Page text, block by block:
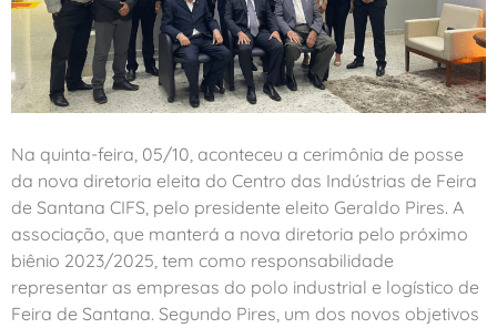
Na quinta-feira, 05/10, aconteceu a cerimônia de posse
da nova diretoria eleita do Centro das Indústrias de Feira
de Santana CIFS, pelo presidente eleito Geraldo Pires. A
associação, que manterá a nova diretoria pelo próximo
biênio 2023/2025, tem como responsabilidade
representar as empresas do polo industrial e logístico de
Feira de Santana. Segundo Pires, um dos novos objetivos